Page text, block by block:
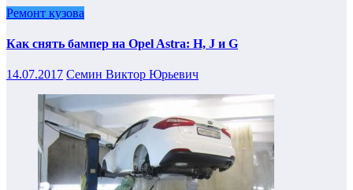
Ремонт кузова
Как снять бампер на Opel Astra: H, J и G
14.07.2017 Семин Виктор Юрьевич